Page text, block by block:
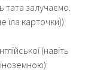
тата залучаємо.
їла карточки))
(навіть